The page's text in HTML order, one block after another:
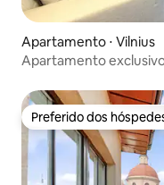
Apartamento ⋅ Vilnius
Apartamento
Preferido dos
Preferido dos